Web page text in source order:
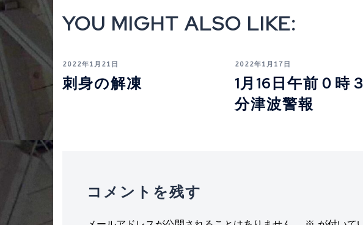
ビ
ー
シ
YOU MIGHT ALSO LIKE:
2022年1月21日
刺身の解凍
2022年1月17日
1月16日午前０時
分津波警報
コメントを残す